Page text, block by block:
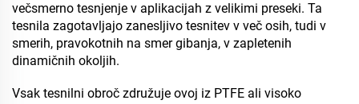
večsmerno tesnjenje v aplikacijah z velikimi preseki. Ta
tesnila zagotavljajo zanesljivo tesnitev v več osih, tudi v
smerih, pravokotnih na smer gibanja, v zapletenih
dinamičnih okoljih.
Vsak tesnilni obroč združuje ovoj iz PTFE ali visoko